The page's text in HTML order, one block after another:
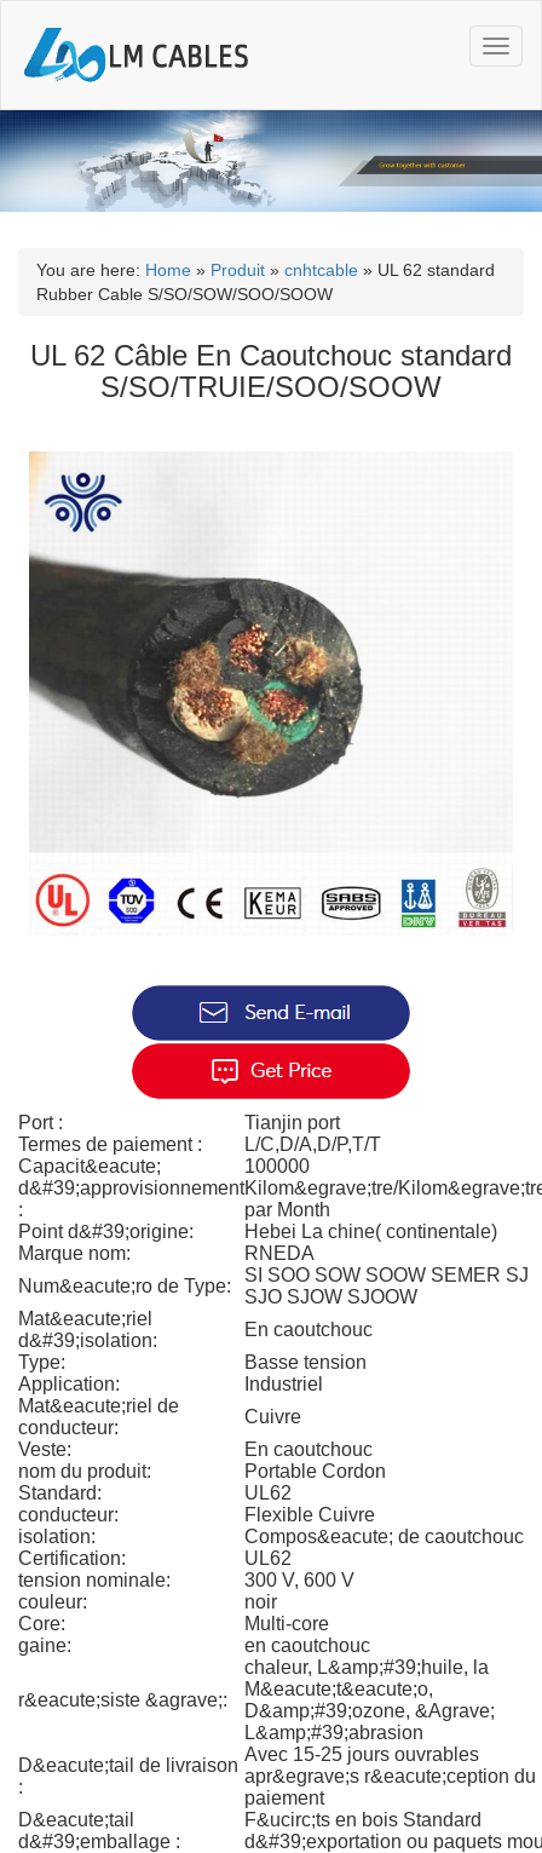
T
o
g
l
n
a
i
You are here: Home » Produit » cnhtcable » UL 62 standard
Rubber Cable S/SO/SOW/SOO/SOOW
UL 62 Câble En Caoutchouc standard
S/SO/TRUIE/SOO/SOOW
Port :
Tianjin port
Termes de paiement :
L/C,D/A,D/P,T/T
Capacit&eacute;
d&#39;approvisionnement
:
100000
Kilom&egrave;tre/
par Month
Point d&#39;origine:
Hebei La chine( continentale)
Marque nom:
RNEDA
Num&eacute;ro de Type:
SI SOO SOW SOOW SEMER SJ
SJO SJOW SJOOW
Mat&eacute;riel
d&#39;isolation:
En caoutchouc
Type:
Basse tension
Application:
Industriel
Mat&eacute;riel de
conducteur:
Cuivre
Veste:
En caoutchouc
nom du produit:
Portable Cordon
Standard:
UL62
conducteur:
Flexible Cuivre
isolation:
Compos&eacute; de caoutchouc
Certification:
UL62
tension nominale:
300 V, 600 V
couleur:
noir
Core:
Multi-core
gaine:
en caoutchouc
r&eacute;siste &agrave;:
chaleur, L&amp;#39;huile, la
M&eacute;t&eacute;o,
D&amp;#39;ozone, &Agrave;
L&amp;#39;abrasion
D&eacute;tail de livraison
:
Avec 15-25 jours ouvrables
apr&egrave;s r&eacute;ception du
paiement
D&eacute;tail
d&#39;emballage :
F&ucirc;ts en bois Standard
d&#39;exportation ou paquets